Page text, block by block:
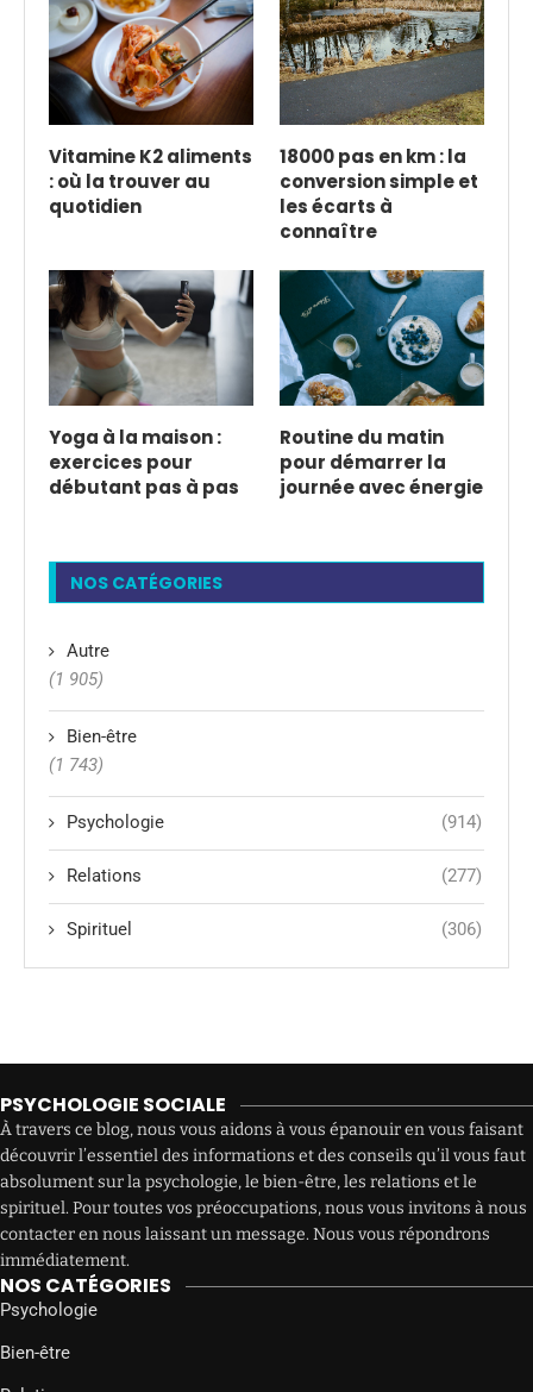
Vitamine K2 aliments
: où la trouver au
quotidien
18000 pas en km : la
conversion simple et
les écarts à
connaître
Yoga à la maison :
exercices pour
débutant pas à pas
Routine du matin
pour démarrer la
journée avec énergie
NOS CATÉGORIES
Autre
(1 905)
Bien-être
(1 743)
Psychologie (914)
Relations (277)
Spirituel (306)
PSYCHOLOGIE SOCIALE
À travers ce blog, nous vous aidons à vous épanouir en vous faisant
découvrir l’essentiel des informations et des conseils qu’il vous faut
absolument sur la psychologie, le bien-être, les relations et le
spirituel. Pour toutes vos préoccupations, nous vous invitons à nous
contacter en nous laissant un message. Nous vous répondrons
immédiatement.
NOS CATÉGORIES
Psychologie
Bien-être